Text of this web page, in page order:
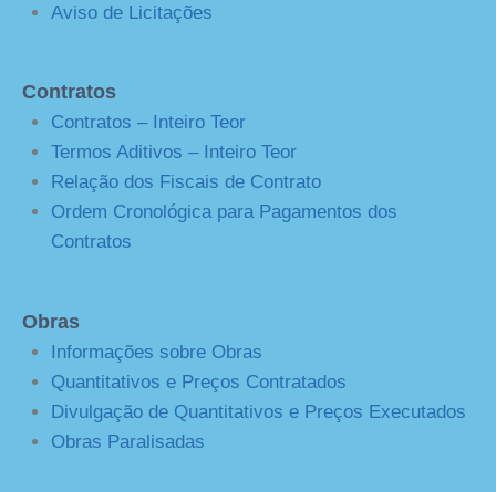
Aviso de Licitações
Contratos
Contratos – Inteiro Teor
Termos Aditivos – Inteiro Teor
Relação dos Fiscais de Contrato
Ordem Cronológica para Pagamentos dos
Contratos
Obras
Informações sobre Obras
Quantitativos e Preços Contratados
Divulgação de Quantitativos e Preços Executados
Obras Paralisadas